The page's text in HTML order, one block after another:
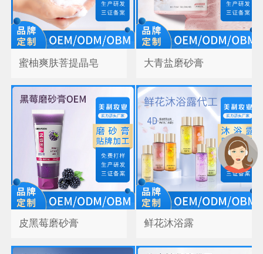
蜜柚爽肤菩提晶皂 大青盐磨砂膏
皮黑莓磨砂膏 鲜花沐浴露